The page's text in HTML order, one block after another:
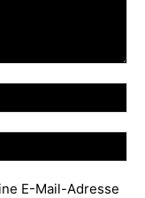
E-Mail-Adresse